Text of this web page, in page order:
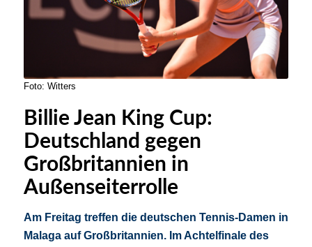
Foto: Witters
Billie Jean King Cup:
Deutschland gegen
Großbritannien in
Außenseiterrolle
Am Freitag treffen die deutschen Tennis-Damen in
Malaga auf Großbritannien. Im Achtelfinale des